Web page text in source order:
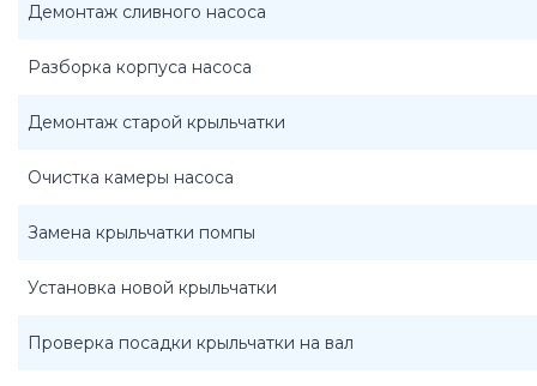
Демонтаж сливного насоса
Разборка корпуса насоса
Демонтаж старой крыльчатки
Очистка камеры насоса
Замена крыльчатки помпы
Установка новой крыльчатки
Проверка посадки крыльчатки на вал